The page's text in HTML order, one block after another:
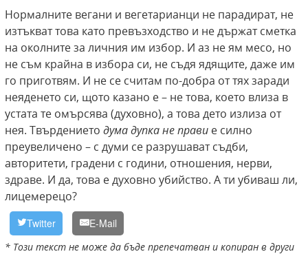
Нормалните вегани и вегетарианци не парадират, не
изтъкват това като превъзходство и не държат сметка
на околните за личния им избор. И аз не ям месо, но
не съм крайна в избора си, не съдя ядящите, даже им
го приготвям. И не се считам по-добра от тях заради
неяденето си, щото казано е – не това, което влиза в
устата те омърсява (духовно), а това дето излиза от
нея. Твърдението дума дупка не прави е силно
преувеличено – с думи се разрушават съдби,
авторитети, градени с години, отношения, нерви,
здраве. И да, това е духовно убийство. А ти убиваш ли,
лицемерецо?
Twitter E-Mail
* Този текст не може да бъде препечатван и копиран в други